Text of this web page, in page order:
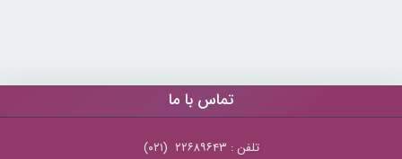
تماس با ما
تلفن : ۲۲۶۸۹۶۴۳ (۰۲۱)